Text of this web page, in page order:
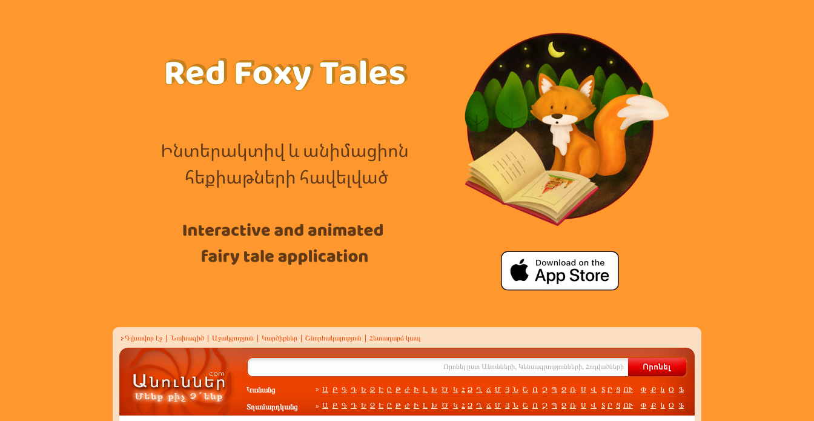
Գլխավոր էջ Նախագիծ Աջակցություն Կարծիքներ Շնորհակալություն Հետադարձ կապ
Կանանց » Ա Բ Գ Դ Ե Զ Է Ը Թ Ժ Ի Լ Խ Ծ Կ Հ Ձ Ղ Ճ Մ Յ Ն Շ Ո Չ Պ Ջ Ռ Ս Վ Տ Ր Ց ՈՒ Փ Ք և Օ Ֆ
Տղամարդկանց » Ա Բ Գ Դ Ե Զ Է Ը Թ Ժ Ի Լ Խ Ծ Կ Հ Ձ Ղ Ճ Մ Յ Ն Շ Ո Չ Պ Ջ Ռ Ս Վ Տ Ր Ց ՈՒ Փ Ք և Օ Ֆ